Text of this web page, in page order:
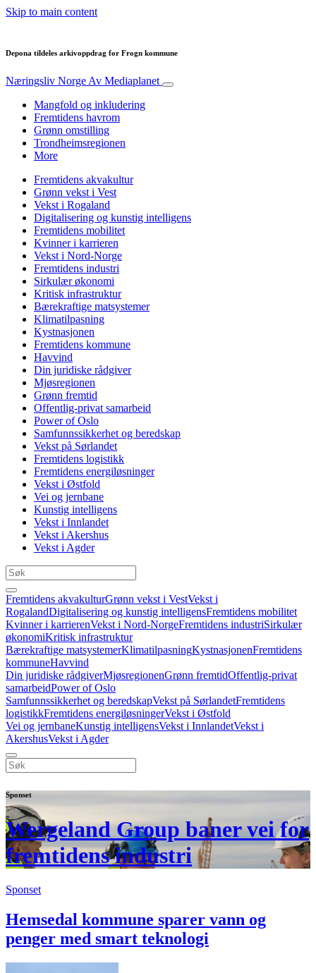
Skip to main content
Depona tildeles arkivoppdrag for Frogn kommune
Næringsliv Norge Av Mediaplanet
Mangfold og inkludering
Fremtidens havrom
Grønn omstilling
Trondheimsregionen
More
Fremtidens akvakultur
Grønn vekst i Vest
Vekst i Rogaland
Digitalisering og kunstig intelligens
Fremtidens mobilitet
Kvinner i karrieren
Vekst i Nord-Norge
Fremtidens industri
Sirkulær økonomi
Kritisk infrastruktur
Bærekraftige matsystemer
Klimatilpasning
Kystnasjonen
Fremtidens kommune
Havvind
Din juridiske rådgiver
Mjøsregionen
Grønn fremtid
Offentlig-privat samarbeid
Power of Oslo
Samfunnssikkerhet og beredskap
Vekst på Sørlandet
Fremtidens logistikk
Fremtidens energiløsninger
Vekst i Østfold
Vei og jernbane
Kunstig intelligens
Vekst i Innlandet
Vekst i Akershus
Vekst i Agder
Fremtidens akvakulturGrønn vekst i VestVekst i
RogalandDigitalisering og kunstig intelligensFremtidens mobilitet
Kvinner i karrierenVekst i Nord-NorgeFremtidens industriSirkulær
økonomiKritisk infrastruktur
Bærekraftige matsystemerKlimatilpasningKystnasjonenFremtidens
kommuneHavvind
Din juridiske rådgiverMjøsregionenGrønn fremtidOffentlig-privat
samarbeidPower of Oslo
Samfunnssikkerhet og beredskapVekst på SørlandetFremtidens
logistikkFremtidens energiløsningerVekst i Østfold
Vei og jernbaneKunstig intelligensVekst i InnlandetVekst i
AkershusVekst i Agder
Sponset
Wergeland Group baner vei for
fremtidens industri
Sponset
Hemsedal kommune sparer vann og
penger med smart teknologi